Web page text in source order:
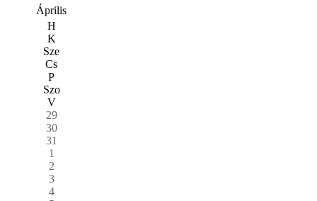
Április
H
K
Sze
Cs
P
Szo
V
29
30
31
1
2
3
4